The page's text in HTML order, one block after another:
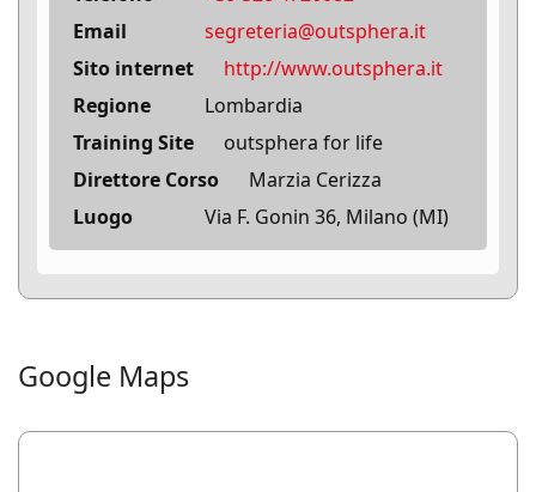
Email
segreteria@outsphera.it
Sito internet
http://www.outsphera.it
Regione
Lombardia
Training Site
outsphera for life
Direttore Corso
Marzia Cerizza
Luogo
Via F. Gonin 36, Milano (MI)
Google Maps